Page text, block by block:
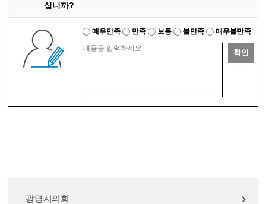
십니까?
매우만족 만족 보통 불만족 매우불만족
확인
광명시의회